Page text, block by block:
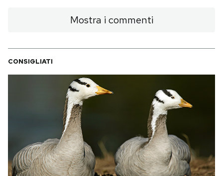
I MIEI PREFERITI
CALENDARIO
AREA PERSONALE
Mostra i commenti
CONSIGLIATI